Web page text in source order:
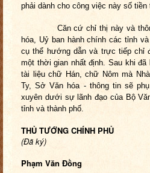
phải dành cho công việc này số tiền
Căn cứ chỉ thị này và thông
hóa, Uỷ ban hành chính các tỉnh
cụ thể hướng dẫn và trực tiếp chỉ
một thời gian nhất định. Sau khi
tài liệu chữ Hán, chữ Nôm mà
Ty, Sở Văn hóa - thông tin sẽ
xuyên dưới sự lãnh đạo của Bộ
tỉnh và thành phố.
THỦ TƯỚNG CHÍNH PHỦ
(Đã ký)
Phạm Văn Đồng